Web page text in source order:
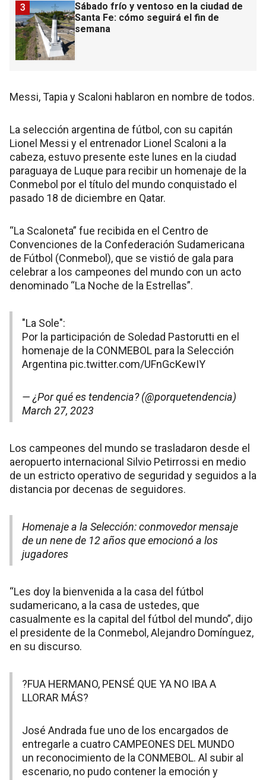
Sábado frío y ventoso en la ciudad de
Santa Fe: cómo seguirá el fin de
semana
3
Messi, Tapia y Scaloni hablaron en nombre de todos.
La selección argentina de fútbol, con su capitán
Lionel Messi y el entrenador Lionel Scaloni a la
cabeza, estuvo presente este lunes en la ciudad
paraguaya de Luque para recibir un homenaje de la
Conmebol por el título del mundo conquistado el
pasado 18 de diciembre en Qatar.
“La Scaloneta” fue recibida en el Centro de
Convenciones de la Confederación Sudamericana
de Fútbol (Conmebol), que se vistió de gala para
celebrar a los campeones del mundo con un acto
denominado “La Noche de la Estrellas”.
"La Sole":
Por la participación de Soledad Pastorutti en el
homenaje de la CONMEBOL para la Selección
Argentina pic.twitter.com/UFnGcKewIY
— ¿Por qué es tendencia? (@porquetendencia)
March 27, 2023
Los campeones del mundo se trasladaron desde el
aeropuerto internacional Silvio Petirrossi en medio
de un estricto operativo de seguridad y seguidos a la
distancia por decenas de seguidores.
Homenaje a la Selección: conmovedor mensaje
de un nene de 12 años que emocionó a los
jugadores
“Les doy la bienvenida a la casa del fútbol
sudamericano, a la casa de ustedes, que
casualmente es la capital del fútbol del mundo”, dijo
el presidente de la Conmebol, Alejandro Domínguez,
en su discurso.
?FUA HERMANO, PENSÉ QUE YA NO IBA A
LLORAR MÁS?
José Andrada fue uno de los encargados de
entregarle a cuatro CAMPEONES DEL MUNDO
un reconocimiento de la CONMEBOL. Al subir al
escenario, no pudo contener la emoción y